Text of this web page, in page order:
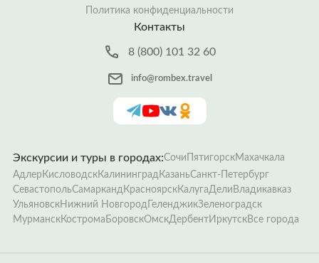
Политика конфиденциальности
Контакты
8 (800) 101 32 60
info@rombex.travel
Экскурсии и туры в городах:Сочи ПятигорскМахачкала
Адлер КисловодскКалининград КазаньСанкт-Петербург
СевастопольСамарканд КрасноярскКалугаДели Владикавказ
УльяновскНижний Новгород ГеленджикЗеленоградск
МурманскКострома БоровскОмскДербентИркутскВсе города